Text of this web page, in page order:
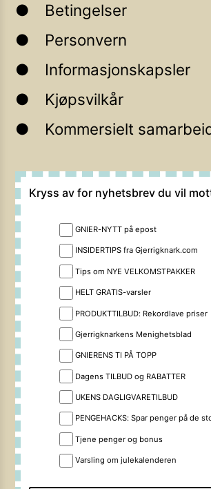
Betingelser
Personvern
Informasjonskapsler
Kjøpsvilkår
Kommersielt
Kryss av for nyhetsbrev du vil
GNIER-NYTT på epost
INSIDERTIPS fra Gjerrigknark.com
Tips om NYE VELKOMSTPAKKER
HELT GRATIS-varsler
PRODUKTTILBUD: Rekordlave priser
Gjerrigknarkens Menighetsblad
GNIERENS TI PÅ TOPP
Dagens TILBUD og RABATTER
UKENS DAGLIGVARETILBUD
PENGEHACKS: Spar penger på de
Tjene penger og bonus
Varsling om julekalenderen